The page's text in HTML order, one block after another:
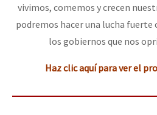
vivimos, comemos y crecen
podremos hacer una lucha
los gobiernos que nos
Haz clic aquí para ver el